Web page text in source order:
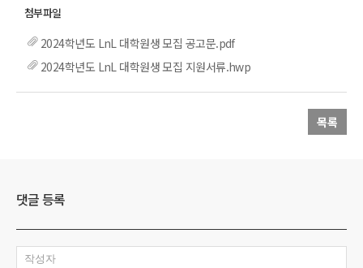
2024학년도 LnL 대학원생 모집 공고문.pdf
2024학년도 LnL 대학원생 모집 지원서류.hwp
목록
댓글 등록
작성자